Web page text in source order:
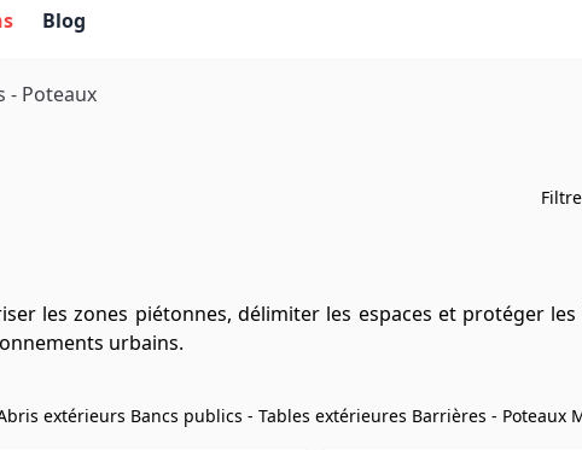
Blog
- Poteaux
les zones piétonnes, délimiter les espaces et protéger
urbains.
extérieurs Bancs publics - Tables extérieures Barrières - Poteaux